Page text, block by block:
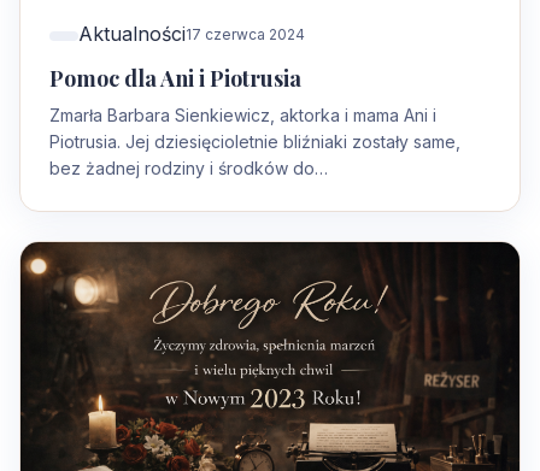
Aktualności17 czerwca 2024
Pomoc dla Ani i Piotrusia
Zmarła Barbara Sienkiewicz, aktorka i mama Ani i
Piotrusia. Jej dziesięcioletnie bliźniaki zostały same,
bez żadnej rodziny i środków do…